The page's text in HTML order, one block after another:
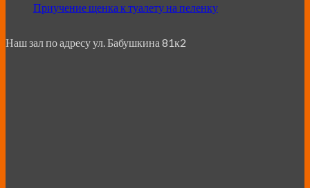
Приучение щенка к туалету на пеленку
Наш зал по адресу ул. Бабушкина 81к2